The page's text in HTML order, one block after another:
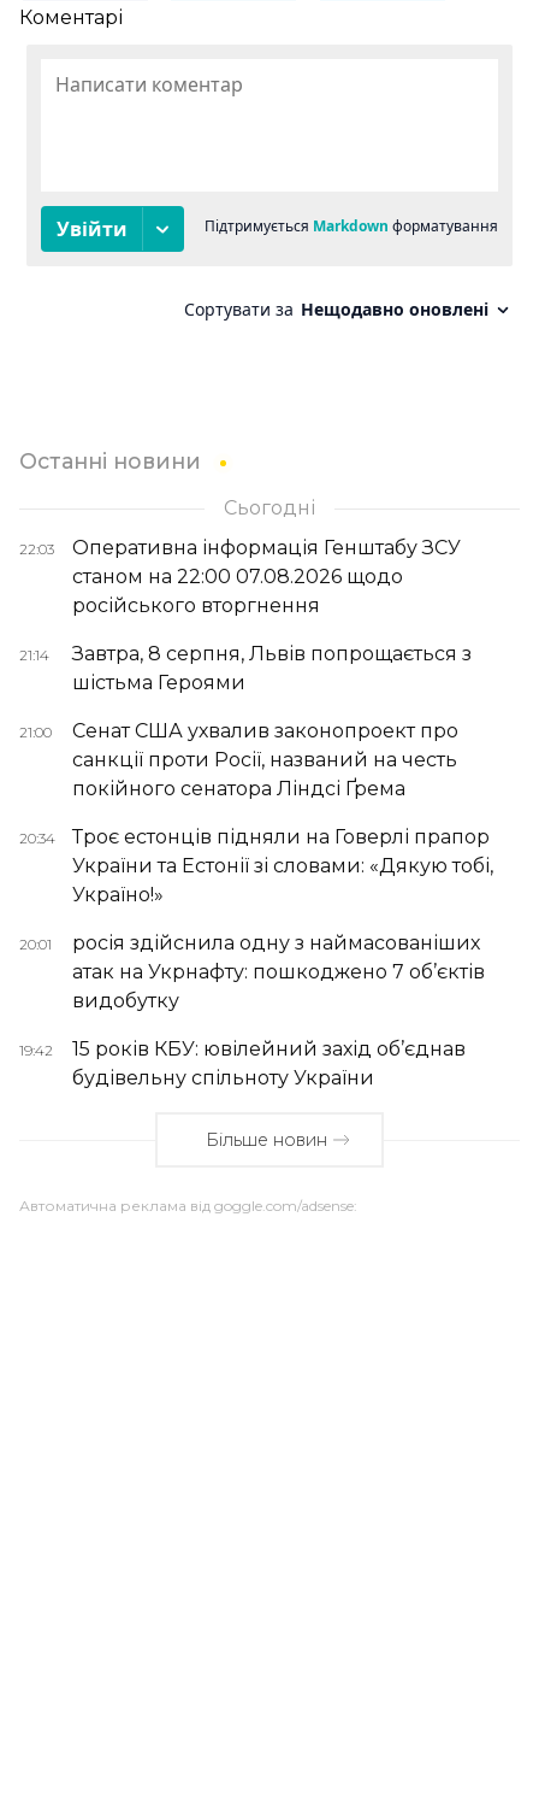
Коментарі
Останні новини
Сьогодні
22:03
Оперативна інформація Генштабу ЗСУ
станом на 22:00 07.08.2026 щодо
російського вторгнення
21:14
Завтра, 8 серпня, Львів попрощається з
шістьма Героями
21:00
Сенат США ухвалив законопроект про
санкції проти Росії, названий на честь
покійного сенатора Ліндсі Ґрема
20:34
Троє естонців підняли на Говерлі прапор
України та Естонії зі словами: «Дякую тобі,
Україно!»
20:01
росія здійснила одну з наймасованіших
атак на Укрнафту: пошкоджено 7 об’єктів
видобутку
19:42
15 років КБУ: ювілейний захід об’єднав
будівельну спільноту України
Більше новин
Автоматична реклама від goggle.com/adsense: